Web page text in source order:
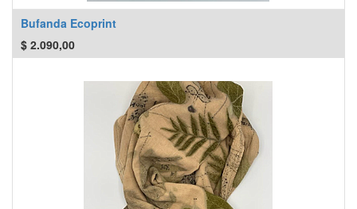
Bufanda Ecoprint
$ 2.090,00